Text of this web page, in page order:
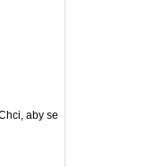
aby se